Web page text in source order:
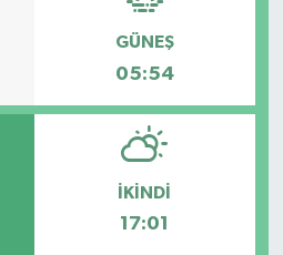
GÜNEŞ
05:54
İKINDI
17:01